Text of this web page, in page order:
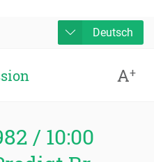
Deutsch
A+
/ 10:00